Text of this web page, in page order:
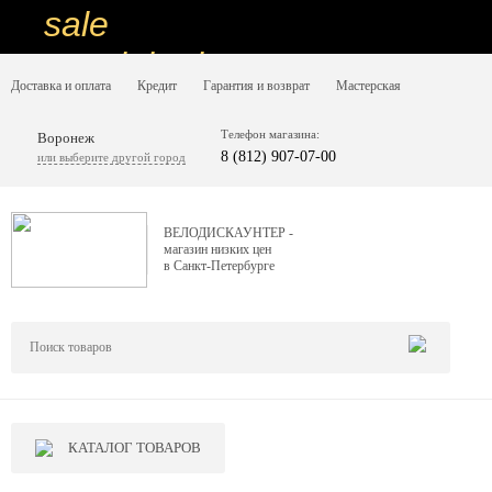
sale
special price
ну очень
вот дешево
sale
sale
Доставка и оплата Кредит Гарантия и возврат Мастерская
Воронеж
или выберите другой город
Телефон магазина:
8 (812) 907-07-00
ВЕЛОДИСКАУНТЕР -
магазин низких цен
в Санкт-Петербурге
КАТАЛОГ ТОВАРОВ